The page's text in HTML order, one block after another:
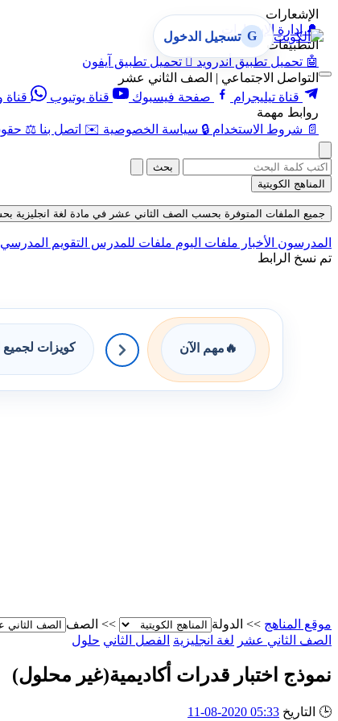
الإشعارات
🔔 إدارة الإشعارات
التطبيقات
🤖 تحميل تطبيق أندرويد  تحميل تطبيق آيفون
التواصل الاجتماعي | الصف الثاني عشر
قناة تيليجرام
صفحة فيسبوك قناة يوتيوب قناة
روابط مهمة
📄 شروط الاستخدام 🔒 سياسة الخصوصية ✉️ اتصل بنا ⚖️
G تسجيل الدخول
بحث
المناهج الكويتية
جميع الملفات المتوفرة بحسب الصف الثاني عشر في مادة لغة انجليزية بحسب
المدرسون الأخبار ملفات اليوم ملفات للمدرس التقويم المدرسي
تم نسخ الرابط
🔥 مهم الآن كويزات
موقع المناهج >> الدولة >> الصف
الصف الثاني عشر لغة انجليزية الفصل الثاني حلول
نموذج اختبار قدرات أكاديمية(غير محلول)
🕒 التاريخ 05:33 2020-08-11